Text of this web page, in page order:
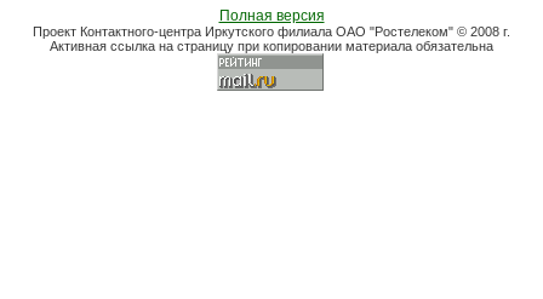
Полная версия
Проект Контактного-центра Иркутского филиала ОАО "Ростелеком" © 2008 г.
Активная ссылка на страницу при копировании материала обязательна